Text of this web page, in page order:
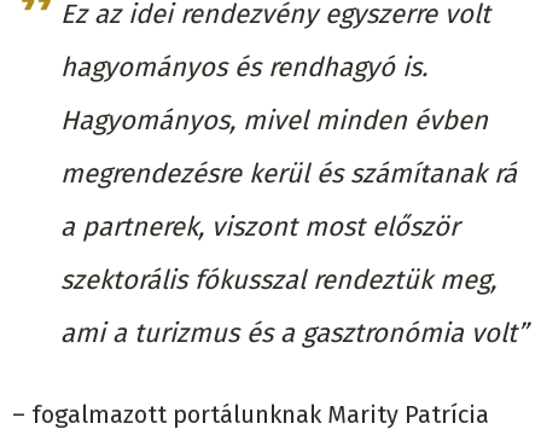
Ez az idei rendezvény egyszerre volt
hagyományos és rendhagyó is.
Hagyományos, mivel minden évben
megrendezésre kerül és számítanak rá
a partnerek, viszont most először
szektorális fókusszal rendeztük meg,
ami a turizmus és a gasztronómia volt”
– fogalmazott portálunknak Marity Patrícia